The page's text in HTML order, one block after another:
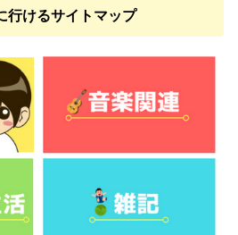
行けるサイトマップ